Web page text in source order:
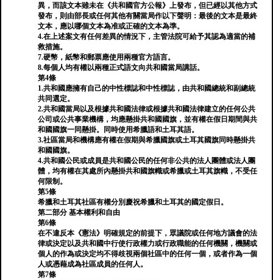
異，而該文本雖未在《共和國官方公報》上發布，但已經以其他方式
發布，則由部長或任何其他有關當局作以下聲明：最後的文本是最終
文本，應以哪個文本為准或正確的文本為準。
4.在上述案文有任何差異的情況下，主管法院可給予其認為適當的補
救措施。
7.硬幣，紙幣和郵票應使用兩種官方語言。
8.每個人均有權以兩種正式語文向共和國當局講話。
第4條
1.共和國應擁有自己的中性標誌和中性標誌，由共和國總統和副總統
共同選定。
2.共和國當局以及根據共和國法律或根據共和國法律建立的任何公共
公司或公共事業機構，均應懸掛共和國國旗，並有權在假日期間與共
和國國旗一同懸掛。同時使用希臘語和土耳其語。
3.社區當局和機構應有權在假期與希臘國旗或土耳其國旗同時懸掛共
和國國旗。
4.共和國公民或成員是共和國公民的任何非公共的法人團體或法人團
體，均有權在其處所內懸掛共和國旗幟或希臘或土耳其旗幟，不受任
何限制。
第5條
希臘和土耳其社區有權分別慶祝希臘和土耳其的國定假日。
第二部分 基本權利和自由
第6條
在不違反本《憲法》明確規定的前提下，眾議院或任何地方議會的法
律或決定以及共和國中行使行政權力或行政職能的任何機關，機關或
個人的作為或決定均不得歧視兩個社區中的任何一個，或者作為一個
人或憑藉成為社區成員的任何人。
第7條